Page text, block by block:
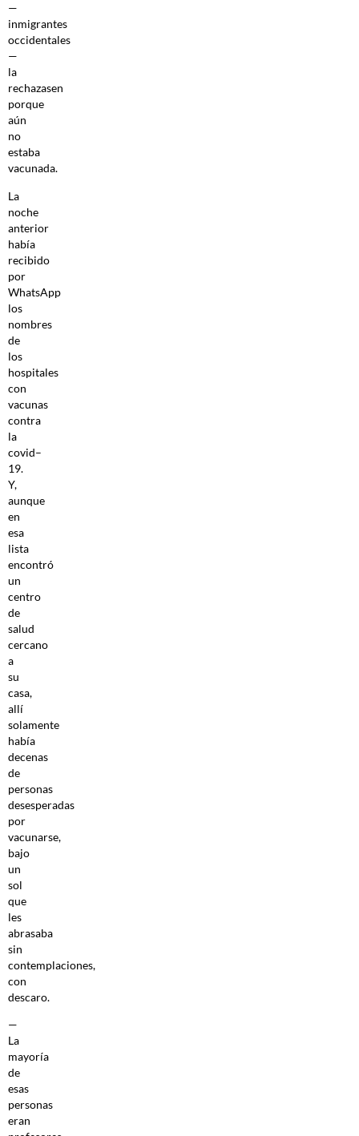
—
inmigrantes
occidentales
—
la
rechazasen
porque
aún
no
estaba
vacunada.
La
noche
anterior
había
recibido
por
WhatsApp
los
nombres
de
los
hospitales
con
vacunas
contra
la
covid–
19.
Y,
aunque
en
esa
lista
encontró
un
centro
de
salud
cercano
a
su
casa,
allí
solamente
había
decenas
de
personas
desesperadas
por
vacunarse,
bajo
un
sol
que
les
abrasaba
sin
contemplaciones,
con
descaro.
—
La
mayoría
de
esas
personas
eran